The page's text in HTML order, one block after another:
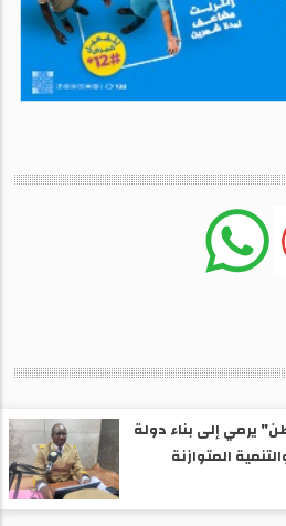
يرمي إلى بناء دولة
المتوازنة